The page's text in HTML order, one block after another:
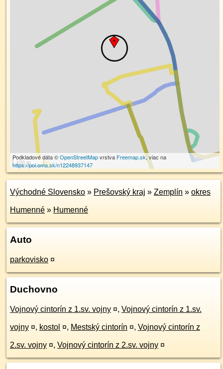
100 m
Podkladové dáta ©OpenStreetMapvrstva Freemap.sk, viac na
https://poi.oma.sk/n12248937147
Východné Slovensko » Prešovský kraj » Zemplín » okres
Humenné » Humenné
Auto
parkovisko ¤
Duchovno
Vojnový cintorín z 1.sv. vojny ¤, Vojnový cintorín z 1.sv.
vojny ¤, kostol ¤, Mestský cintorín ¤, Vojnový cintorín z
2.sv. vojny ¤, Vojnový cintorín z 2.sv. vojny ¤